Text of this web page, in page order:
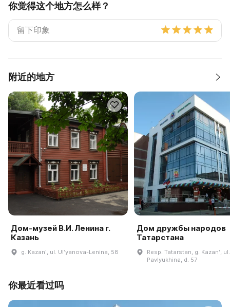
你觉得这个地方怎么样？
附近的地方
Дом-музей В.И. Ленина г.
Казань
g. Kazanʹ, ul. Ulʹyanova-Lenina, 58
Дом дружбы народов
Татарстана
Resp. Tatarstan, g. Kazanʹ, ul.
Pavlyukhina, d. 57
你最近看过吗